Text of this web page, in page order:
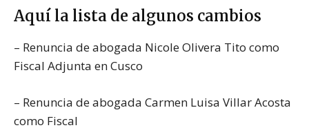
Aquí la lista de algunos cambios
– Renuncia de abogada Nicole Olivera Tito como
Fiscal Adjunta en Cusco
– Renuncia de abogada Carmen Luisa Villar Acosta
como Fiscal